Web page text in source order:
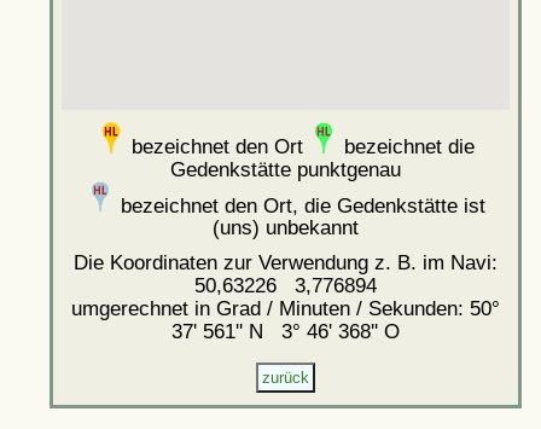
bezeichnet den Ort
bezeichnet die
Gedenkstätte punktgenau
bezeichnet den Ort, die Gedenkstätte ist
(uns) unbekannt
Die Koordinaten zur Verwendung z. B. im Navi:
50,63226 3,776894
umgerechnet in Grad / Minuten / Sekunden: 50°
37' 561'' N 3° 46' 368'' O